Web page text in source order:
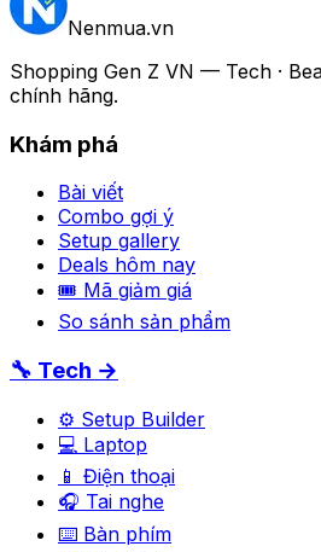
Nenmua.vn
Shopping Gen Z VN — Tech ·
chính hãng.
Khám phá
Bài viết
Combo gợi ý
Setup gallery
Deals hôm nay
🎟 Mã giảm giá
So sánh sản phẩm
🔧 Tech →
⚙️ Setup Builder
💻 Laptop
📱 Điện thoại
🎧 Tai nghe
⌨️ Bàn phím